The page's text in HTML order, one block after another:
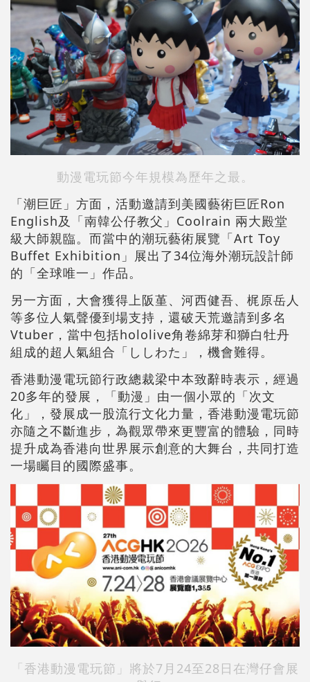
動漫電玩節今年規模為歷年之最。
「潮巨匠」方面，活動邀請到美國藝術巨匠Ron
English及「南韓公仔教父」Coolrain 兩大殿堂
級大師親臨。而當中的潮玩藝術展覽「Art Toy
Buffet Exhibition」展出了34位海外潮玩設計師
的「全球唯一」作品。
另一方面，大會獲得上阪堇、河西健吾、梶原岳人
等多位人氣聲優到場支持，還破天荒邀請到多名
Vtuber，當中包括hololive角卷綿芽和獅白牡丹
組成的超人氣組合「ししわた」，機會難得。
香港動漫電玩節行政總裁梁中本致辭時表示，經過
20多年的發展，「動漫」由一個小眾的「次文
化」，發展成一股流行文化力量，香港動漫電玩節
亦隨之不斷進步，為觀眾帶來更豐富的體驗，同時
提升成為香港向世界展示創意的大舞台，共同打造
一場矚目的國際盛事。
「香港動漫電玩節」將於7月24至28日在灣仔會展